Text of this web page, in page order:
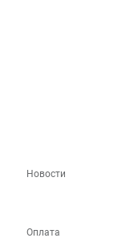
Новости
Оплата